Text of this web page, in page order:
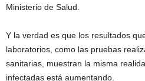
Ministerio de Salud.
Y la verdad es que los resultados
laboratorios, como las pruebas
sanitarias, muestran la misma
infectadas está aumentando.